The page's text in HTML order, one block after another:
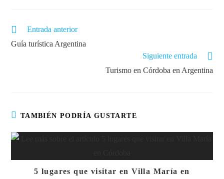
Entrada anterior
Guía turística Argentina
Siguiente entrada
Turismo en Córdoba en Argentina
TAMBIÉN PODRÍA GUSTARTE
5 lugares que visitar en Villa María en